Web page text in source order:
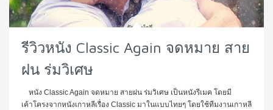
รีวิวหนัง Classic Again จดหมาย สาย
ฝน ร่มวิเศษ
หนัง Classic Again จดหมาย สายฝน ร่มวิเศษ เป็นหนังรีเมค โดยมี
เค้าโครงจากหนังเกาหลีเรื่อง Classic มาในแบบไทยๆ โดยใช้ทีมงานเกาหลี